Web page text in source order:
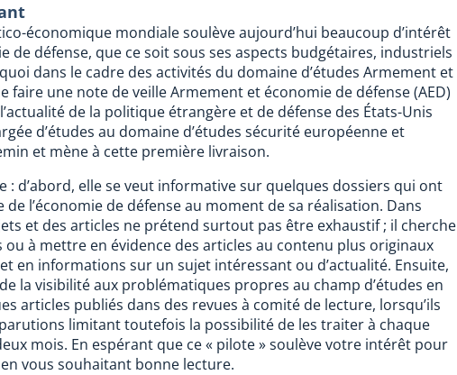
économique mondiale soulève aujourd’hui beaucoup d’intérêt
de défense, que ce soit sous ses aspects budgétaires, industriels
dans le cadre des activités du domaine d’études Armement et
faire une note de veille Armement et économie de défense (AED)
de la politique étrangère et de défense des États-Unis
d’études au domaine d’études sécurité européenne et
et mène à cette première livraison.
: d’abord, elle se veut informative sur quelques dossiers qui ont
l’économie de défense au moment de sa réalisation. Dans
et des articles ne prétend surtout pas être exhaustif ; il cherche
à mettre en évidence des articles au contenu plus originaux
en informations sur un sujet intéressant ou d’actualité. Ensuite,
la visibilité aux problématiques propres au champ d’études en
articles publiés dans des revues à comité de lecture, lorsqu’ils
limitant toutefois la possibilité de les traiter à chaque
mois. En espérant que ce « pilote » soulève votre intérêt pour
vous souhaitant bonne lecture.